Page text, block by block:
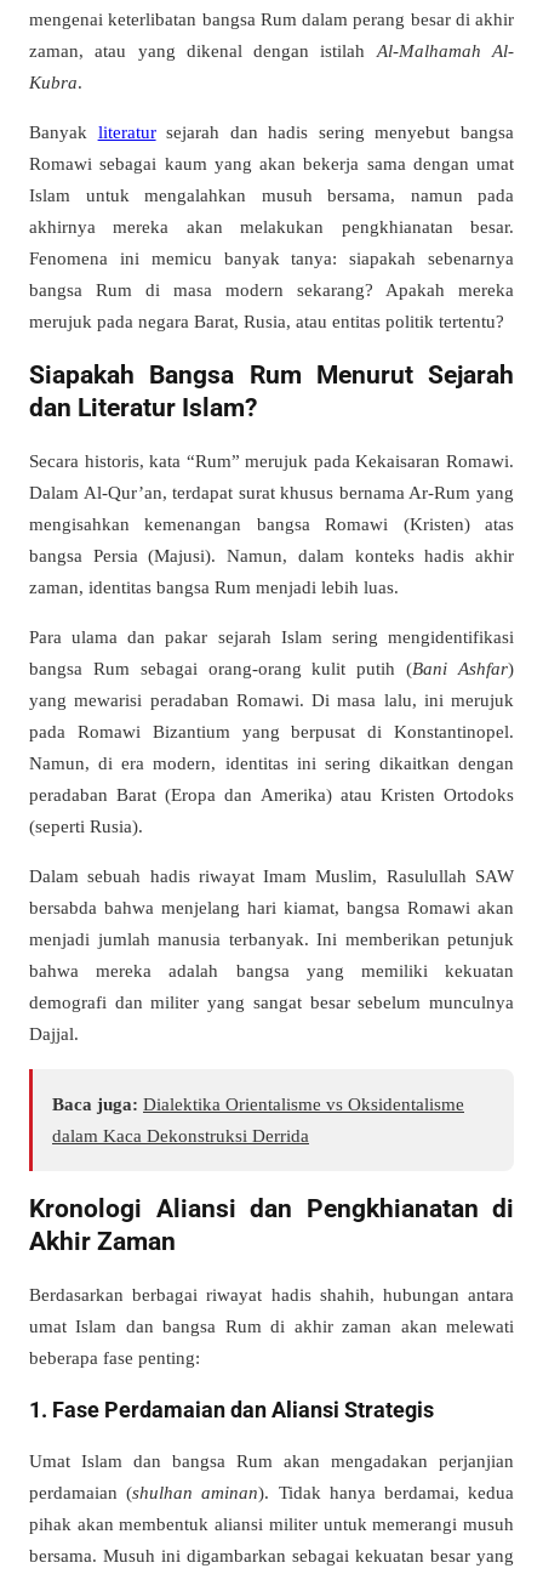
mengenai keterlibatan bangsa Rum dalam perang besar di akhir
zaman, atau yang dikenal dengan istilah Al-Malhamah Al-
Kubra.
Banyak literatursejarah dan hadis sering menyebut bangsa
Romawi sebagai kaum yang akan bekerja sama dengan umat
Islam untuk mengalahkan musuh bersama, namun pada
akhirnya mereka akan melakukan pengkhianatan besar.
Fenomena ini memicu banyak tanya: siapakah sebenarnya
bangsa Rum di masa modern sekarang? Apakah mereka
merujuk pada negara Barat, Rusia, atau entitas politik tertentu?
Siapakah Bangsa Rum Menurut Sejarah
dan Literatur Islam?
Secara historis, kata “Rum” merujuk pada Kekaisaran Romawi.
Dalam Al-Qur’an, terdapat surat khusus bernama Ar-Rum yang
mengisahkan kemenangan bangsa Romawi (Kristen) atas
bangsa Persia (Majusi). Namun, dalam konteks hadis akhir
zaman, identitas bangsa Rum menjadi lebih luas.
Para ulama dan pakar sejarah Islam sering mengidentifikasi
bangsa Rum sebagai orang-orang kulit putih (Bani Ashfar)
yang mewarisi peradaban Romawi. Di masa lalu, ini merujuk
pada Romawi Bizantium yang berpusat di Konstantinopel.
Namun, di era modern, identitas ini sering dikaitkan dengan
peradaban Barat (Eropa dan Amerika) atau Kristen Ortodoks
(seperti Rusia).
Dalam sebuah hadis riwayat Imam Muslim, Rasulullah SAW
bersabda bahwa menjelang hari kiamat, bangsa Romawi akan
menjadi jumlah manusia terbanyak. Ini memberikan petunjuk
bahwa mereka adalah bangsa yang memiliki kekuatan
demografi dan militer yang sangat besar sebelum munculnya
Dajjal.
Baca juga: Dialektika Orientalisme vs Oksidentalisme
dalam Kaca Dekonstruksi Derrida
Kronologi Aliansi dan Pengkhianatan di
Akhir Zaman
Berdasarkan berbagai riwayat hadis shahih, hubungan antara
umat Islam dan bangsa Rum di akhir zaman akan melewati
beberapa fase penting:
1. Fase Perdamaian dan Aliansi Strategis
Umat Islam dan bangsa Rum akan mengadakan perjanjian
perdamaian (shulhan aminan). Tidak hanya berdamai, kedua
pihak akan membentuk aliansi militer untuk memerangi musuh
bersama. Musuh ini digambarkan sebagai kekuatan besar yang